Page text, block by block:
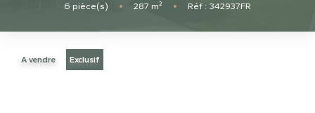
6 pièce(s) • 287 m² • Réf : 342937FR
A vendre Exclusif